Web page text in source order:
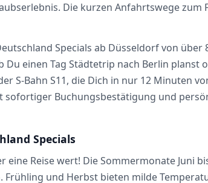
Die kurzen Anfahrtswege
Specials ab Düsseldorf von
Du einen Tag Städtetrip nach Berlin
S-Bahn S11, die Dich in nur 12
Buchungsbestätigung und
Specials
eine Reise wert! Die Sommermonate Juni
Frühling und Herbst bieten milde